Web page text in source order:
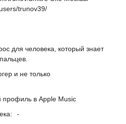
trunov39/
для человека, который знает
и не только
профиль в Apple Music
-